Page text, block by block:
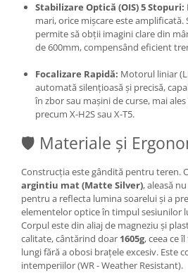
Stabilizare Optică (OIS) 5 Stopuri:
mari, orice mișcare este
permite să obții imagini clare din
de 600mm, compensând eficient
Focalizare Rapidă: Motorul liniar
automată silențioasă și precisă,
în zbor sau mașini de curse, mai
precum X-H2S sau X-T5.
🛡️ Materiale și
Construcția este gândită pentru teren.
argintiu mat (Matte Silver), aleasă
pentru a reflecta lumina soarelui și a
elementelor optice în timpul sesiunilor
Corpul este din aliaj de magneziu și
calitate, cântărind doar 1605g, ceea ce
lungi fără a obosi brațele excesiv. Este
intemperiilor (WR - Weather Resistant).